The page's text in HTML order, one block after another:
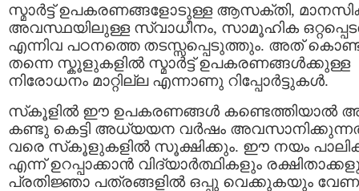
സ്മാർട്ട് ഉപകരണങ്ങളോടുള്ള ആസക്തി,
അവസ്ഥയിലുള്ള സ്വാധീനം, സാമൂഹിക
എന്നിവ പഠനത്തെ തടസ്സപ്പെടുത്തും. അത്
തന്നെ സ്കൂളുകളിൽ സ്മാർട്ട് ഉപകരണങ്ങൾക്കുള്ള
നിരോധനം മാറ്റില്ല എന്നാണു റിപ്പോർട്ടുകൾ.
സ്‌കൂളിൽ ഈ ഉപകരണങ്ങൾ കണ്ടെത്തിയാൽ
കണ്ടു കെട്ടി അധ്യയന വർഷം
വരെ സ്‌കൂളുകളിൽ സൂക്ഷിക്കും. ഈ നയം
എന്ന് ഉറപ്പാക്കാൻ വിദ്യാർത്ഥികളും
പ്രതിജ്ഞാ പത്രങ്ങളിൽ ഒപ്പു വെക്കുകയും